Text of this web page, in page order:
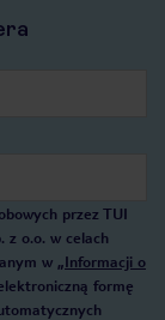
przez TUI
z o.o. w celach
w „Informacji o
formę